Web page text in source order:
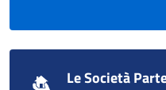
Le Società